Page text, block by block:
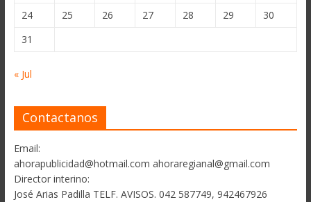
24
25 26 27 28 29
30
31
« Jul
Contactanos
Email:
ahorapublicidad@hotmail.com ahoraregianal@gmail.com
Director interino:
José Arias Padilla TELF. AVISOS. 042 587749, 942467926